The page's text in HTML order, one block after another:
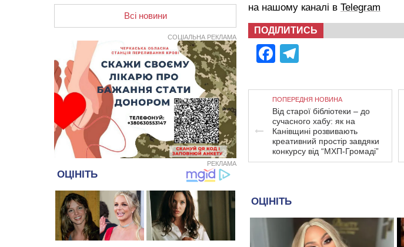
на нашому каналі в Telegram
ПОДІЛИТИСЬ
Facebook
ПОПЕРЕДНЯ НОВИНА
Від старої бібліотеки – до
сучасного хабу: як на
Канівщині розвивають
креативний простір завдяки
конкурсу від “МХП-Громаді”
На Золотоніщині вже десяту
добу гасять пожежу торфу
11:35
Від 80 гривень за кілограм: в
Україні прогнозують стрибок цін на
гречку
10:56
Захисника зі Звенигородщини,
який обороняв Авдіївку,
нагородили “Комбатантським
хрестом”
10:10
На Черкащині п’яний мотоцикліст
зіткнувся з мопедом: двоє людей у
лікарні
09:42 Ветерани МСК “Дніпро” вибороли
бронзу чемпіонату України
08:57
На Уманщині підрядника
зобов’язали сплатити понад 670
тис грн штрафу за незаконні зміни
до договору
Всі новини
СОЦІАЛЬНА РЕКЛАМА
РЕКЛАМА